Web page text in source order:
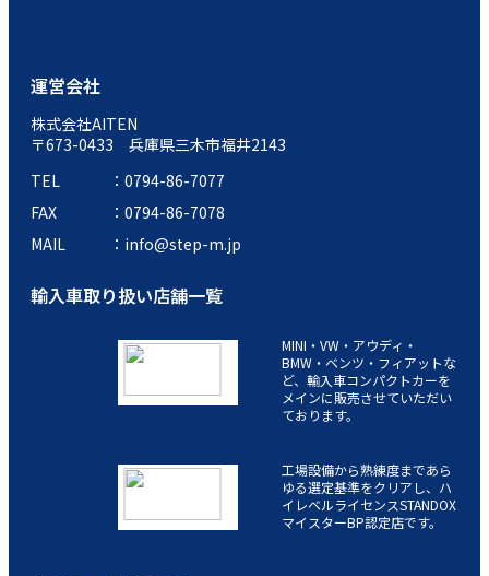
運営会社
株式会社AITEN
〒673-0433 兵庫県三木市福井2143
TEL
0794-86-7077
FAX
0794-86-7078
MAIL
info@step-m.jp
輸入車取り扱い店舗一覧
MINI・VW・アウディ・
BMW・ベンツ・フィアットな
ど、輸入車コンパクトカーを
メインに販売させていただい
ております。
工場設備から熟練度まであら
ゆる選定基準をクリアし、ハ
イレベルライセンスSTANDOX
マイスターBP認定店です。